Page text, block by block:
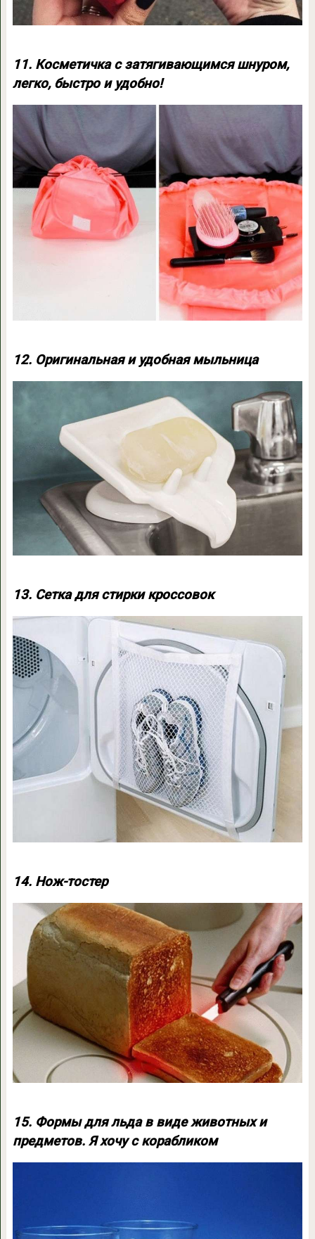
11. Косметичка с затягивающимся шнуром,
легко, быстро и удобно!
12. Оригинальная и удобная мыльница
13. Сетка для стирки кроссовок
14. Нож-тостер
15. Формы для льда в виде животных и
предметов. Я хочу с корабликом